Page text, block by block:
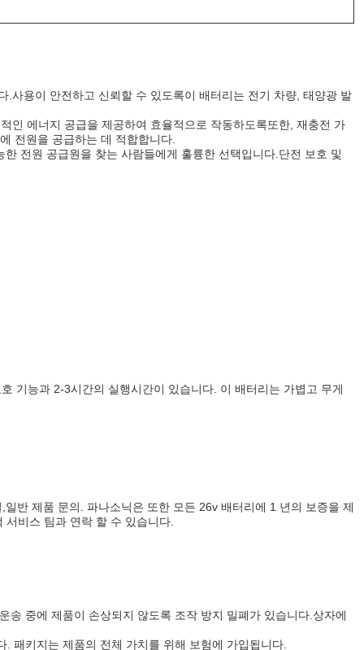
사용이 안전하고 신뢰할 수 있도록이 배터리는 전기 차량, 태양광 발
인 에너지 공급을 제공하여 효율적으로 작동하도록또한, 재충전 가
전원을 공급하는 데 적합합니다.
전원 공급원을 찾는 사람들에게 훌륭한 선택입니다.단전 보호 및
기능과 2-3시간의 실행시간이 있습니다. 이 배터리는 가볍고 무게
반 제품 문의. 파나소닉은 또한 모든 26v 배터리에 1 년의 보증을 제
비스 팀과 연락 할 수 있습니다.
중에 제품이 손상되지 않도록 조작 방지 밀폐가 있습니다.상자에
패키지는 제품의 전체 가치를 위해 보험에 가입됩니다.